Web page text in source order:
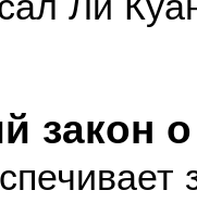
закон